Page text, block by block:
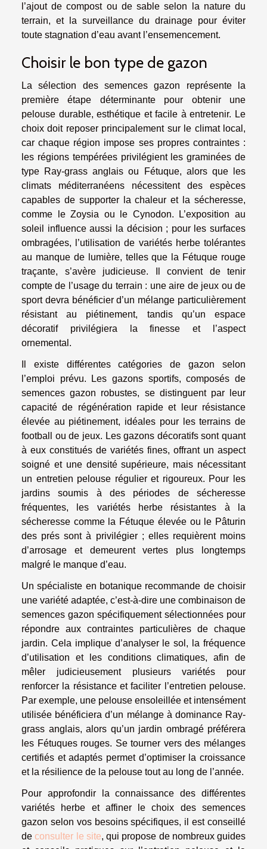
l’ajout de compost ou de sable selon la nature du
terrain, et la surveillance du drainage pour éviter
toute stagnation d’eau avant l’ensemencement.
Choisir le bon type de gazon
La sélection des semences gazon représente la
première étape déterminante pour obtenir une
pelouse durable, esthétique et facile à entretenir. Le
choix doit reposer principalement sur le climat local,
car chaque région impose ses propres contraintes :
les régions tempérées privilégient les graminées de
type Ray-grass anglais ou Fétuque, alors que les
climats méditerranéens nécessitent des espèces
capables de supporter la chaleur et la sécheresse,
comme le Zoysia ou le Cynodon. L’exposition au
soleil influence aussi la décision ; pour les surfaces
ombragées, l’utilisation de variétés herbe tolérantes
au manque de lumière, telles que la Fétuque rouge
traçante, s’avère judicieuse. Il convient de tenir
compte de l’usage du terrain : une aire de jeux ou de
sport devra bénéficier d’un mélange particulièrement
résistant au piétinement, tandis qu’un espace
décoratif privilégiera la finesse et l’aspect
ornemental.
Il existe différentes catégories de gazon selon
l’emploi prévu. Les gazons sportifs, composés de
semences gazon robustes, se distinguent par leur
capacité de régénération rapide et leur résistance
élevée au piétinement, idéales pour les terrains de
football ou de jeux. Les gazons décoratifs sont quant
à eux constitués de variétés fines, offrant un aspect
soigné et une densité supérieure, mais nécessitant
un entretien pelouse régulier et rigoureux. Pour les
jardins soumis à des périodes de sécheresse
fréquentes, les variétés herbe résistantes à la
sécheresse comme la Fétuque élevée ou le Pâturin
des prés sont à privilégier ; elles requièrent moins
d’arrosage et demeurent vertes plus longtemps
malgré le manque d’eau.
Un spécialiste en botanique recommande de choisir
une variété adaptée, c’est-à-dire une combinaison de
semences gazon spécifiquement sélectionnées pour
répondre aux contraintes particulières de chaque
jardin. Cela implique d’analyser le sol, la fréquence
d’utilisation et les conditions climatiques, afin de
mêler judicieusement plusieurs variétés pour
renforcer la résistance et faciliter l’entretien pelouse.
Par exemple, une pelouse ensoleillée et intensément
utilisée bénéficiera d’un mélange à dominance Ray-
grass anglais, alors qu’un jardin ombragé préférera
les Fétuques rouges. Se tourner vers des mélanges
certifiés et adaptés permet d’optimiser la croissance
et la résilience de la pelouse tout au long de l’année.
Pour approfondir la connaissance des différentes
variétés herbe et affiner le choix des semences
gazon selon vos besoins spécifiques, il est conseillé
deconsulter le site, qui propose de nombreux guides